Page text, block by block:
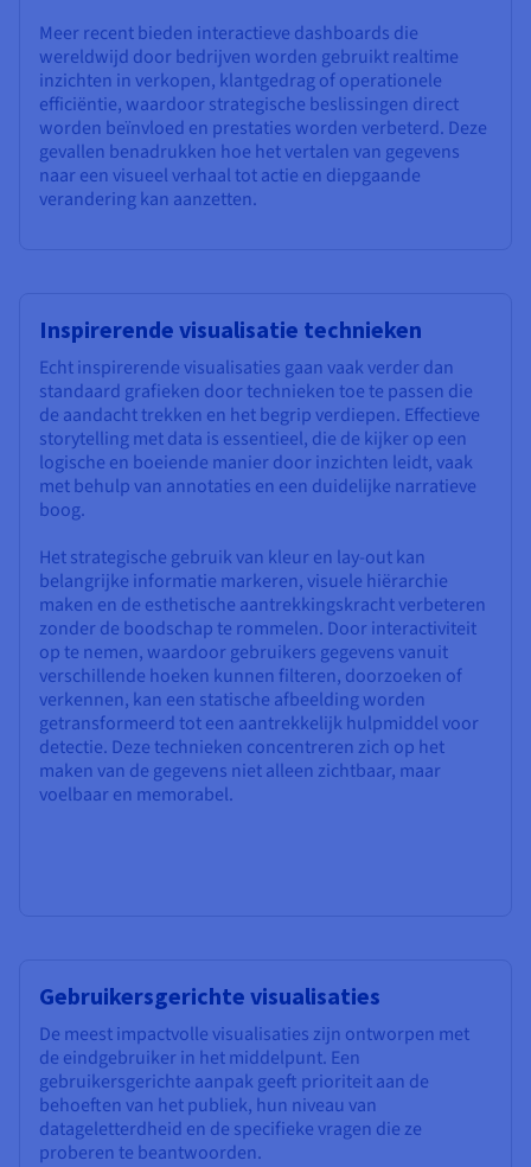
Meer recent bieden interactieve dashboards die
wereldwijd door bedrijven worden gebruikt realtime
inzichten in verkopen, klantgedrag of operationele
efficiëntie, waardoor strategische beslissingen direct
worden beïnvloed en prestaties worden verbeterd. Deze
gevallen benadrukken hoe het vertalen van gegevens
naar een visueel verhaal tot actie en diepgaande
verandering kan aanzetten.
Inspirerende visualisatie technieken
Echt inspirerende visualisaties gaan vaak verder dan
standaard grafieken door technieken toe te passen die
de aandacht trekken en het begrip verdiepen. Effectieve
storytelling met data is essentieel, die de kijker op een
logische en boeiende manier door inzichten leidt, vaak
met behulp van annotaties en een duidelijke narratieve
boog.
Het strategische gebruik van kleur en lay-out kan
belangrijke informatie markeren, visuele hiërarchie
maken en de esthetische aantrekkingskracht verbeteren
zonder de boodschap te rommelen. Door interactiviteit
op te nemen, waardoor gebruikers gegevens vanuit
verschillende hoeken kunnen filteren, doorzoeken of
verkennen, kan een statische afbeelding worden
getransformeerd tot een aantrekkelijk hulpmiddel voor
detectie. Deze technieken concentreren zich op het
maken van de gegevens niet alleen zichtbaar, maar
voelbaar en memorabel.
Gebruikersgerichte visualisaties
De meest impactvolle visualisaties zijn ontworpen met
de eindgebruiker in het middelpunt. Een
gebruikersgerichte aanpak geeft prioriteit aan de
behoeften van het publiek, hun niveau van
datageletterdheid en de specifieke vragen die ze
proberen te beantwoorden.